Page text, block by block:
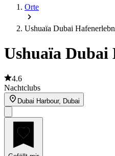
Orte
Ushuaïa Dubai
Ushuaïa Dubai
4.6
Nachtclubs
Dubai Harbour, Dubai